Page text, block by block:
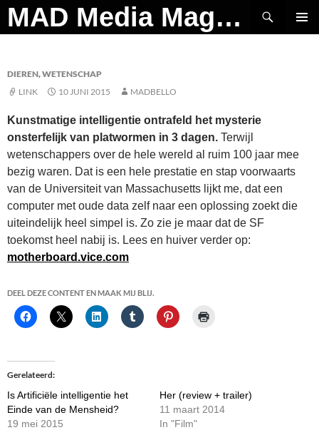
Ga
naar
MAD Media Magazine
Zoeken
DIEREN,WETENSCHAP
LINK
10 JUNI 2015 MADBELLO
Kunstmatige intelligentie ontrafeld het mysterie
onsterfelijk van platwormen in 3 dagen. Terwijl
wetenschappers over de hele wereld al ruim 100 jaar mee
bezig waren. Dat is een hele prestatie en stap voorwaarts
van de Universiteit van Massachusetts lijkt me, dat een
computer met oude data zelf naar een oplossing zoekt die
uiteindelijk heel simpel is. Zo zie je maar dat de SF
toekomst heel nabij is. Lees en huiver verder op:
motherboard.vice.com
DEEL DEZE CONTENT EN MAAK MIJ BLIJ.
Gerelateerd
Is Artificiële intelligentie het
Einde van de Mensheid?
19 mei 2015
Her (review + trailer)
11 maart 2014
In "Film"